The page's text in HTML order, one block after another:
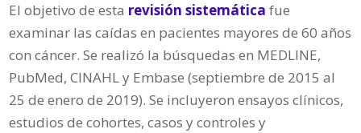
El objetivo de esta revisión sistemática fue
examinar las caídas en pacientes mayores de 60 años
con cáncer. Se realizó la búsquedas en MEDLINE,
PubMed, CINAHL y Embase (septiembre de 2015 al
25 de enero de 2019). Se incluyeron ensayos clínicos,
estudios de cohortes, casos y controles y